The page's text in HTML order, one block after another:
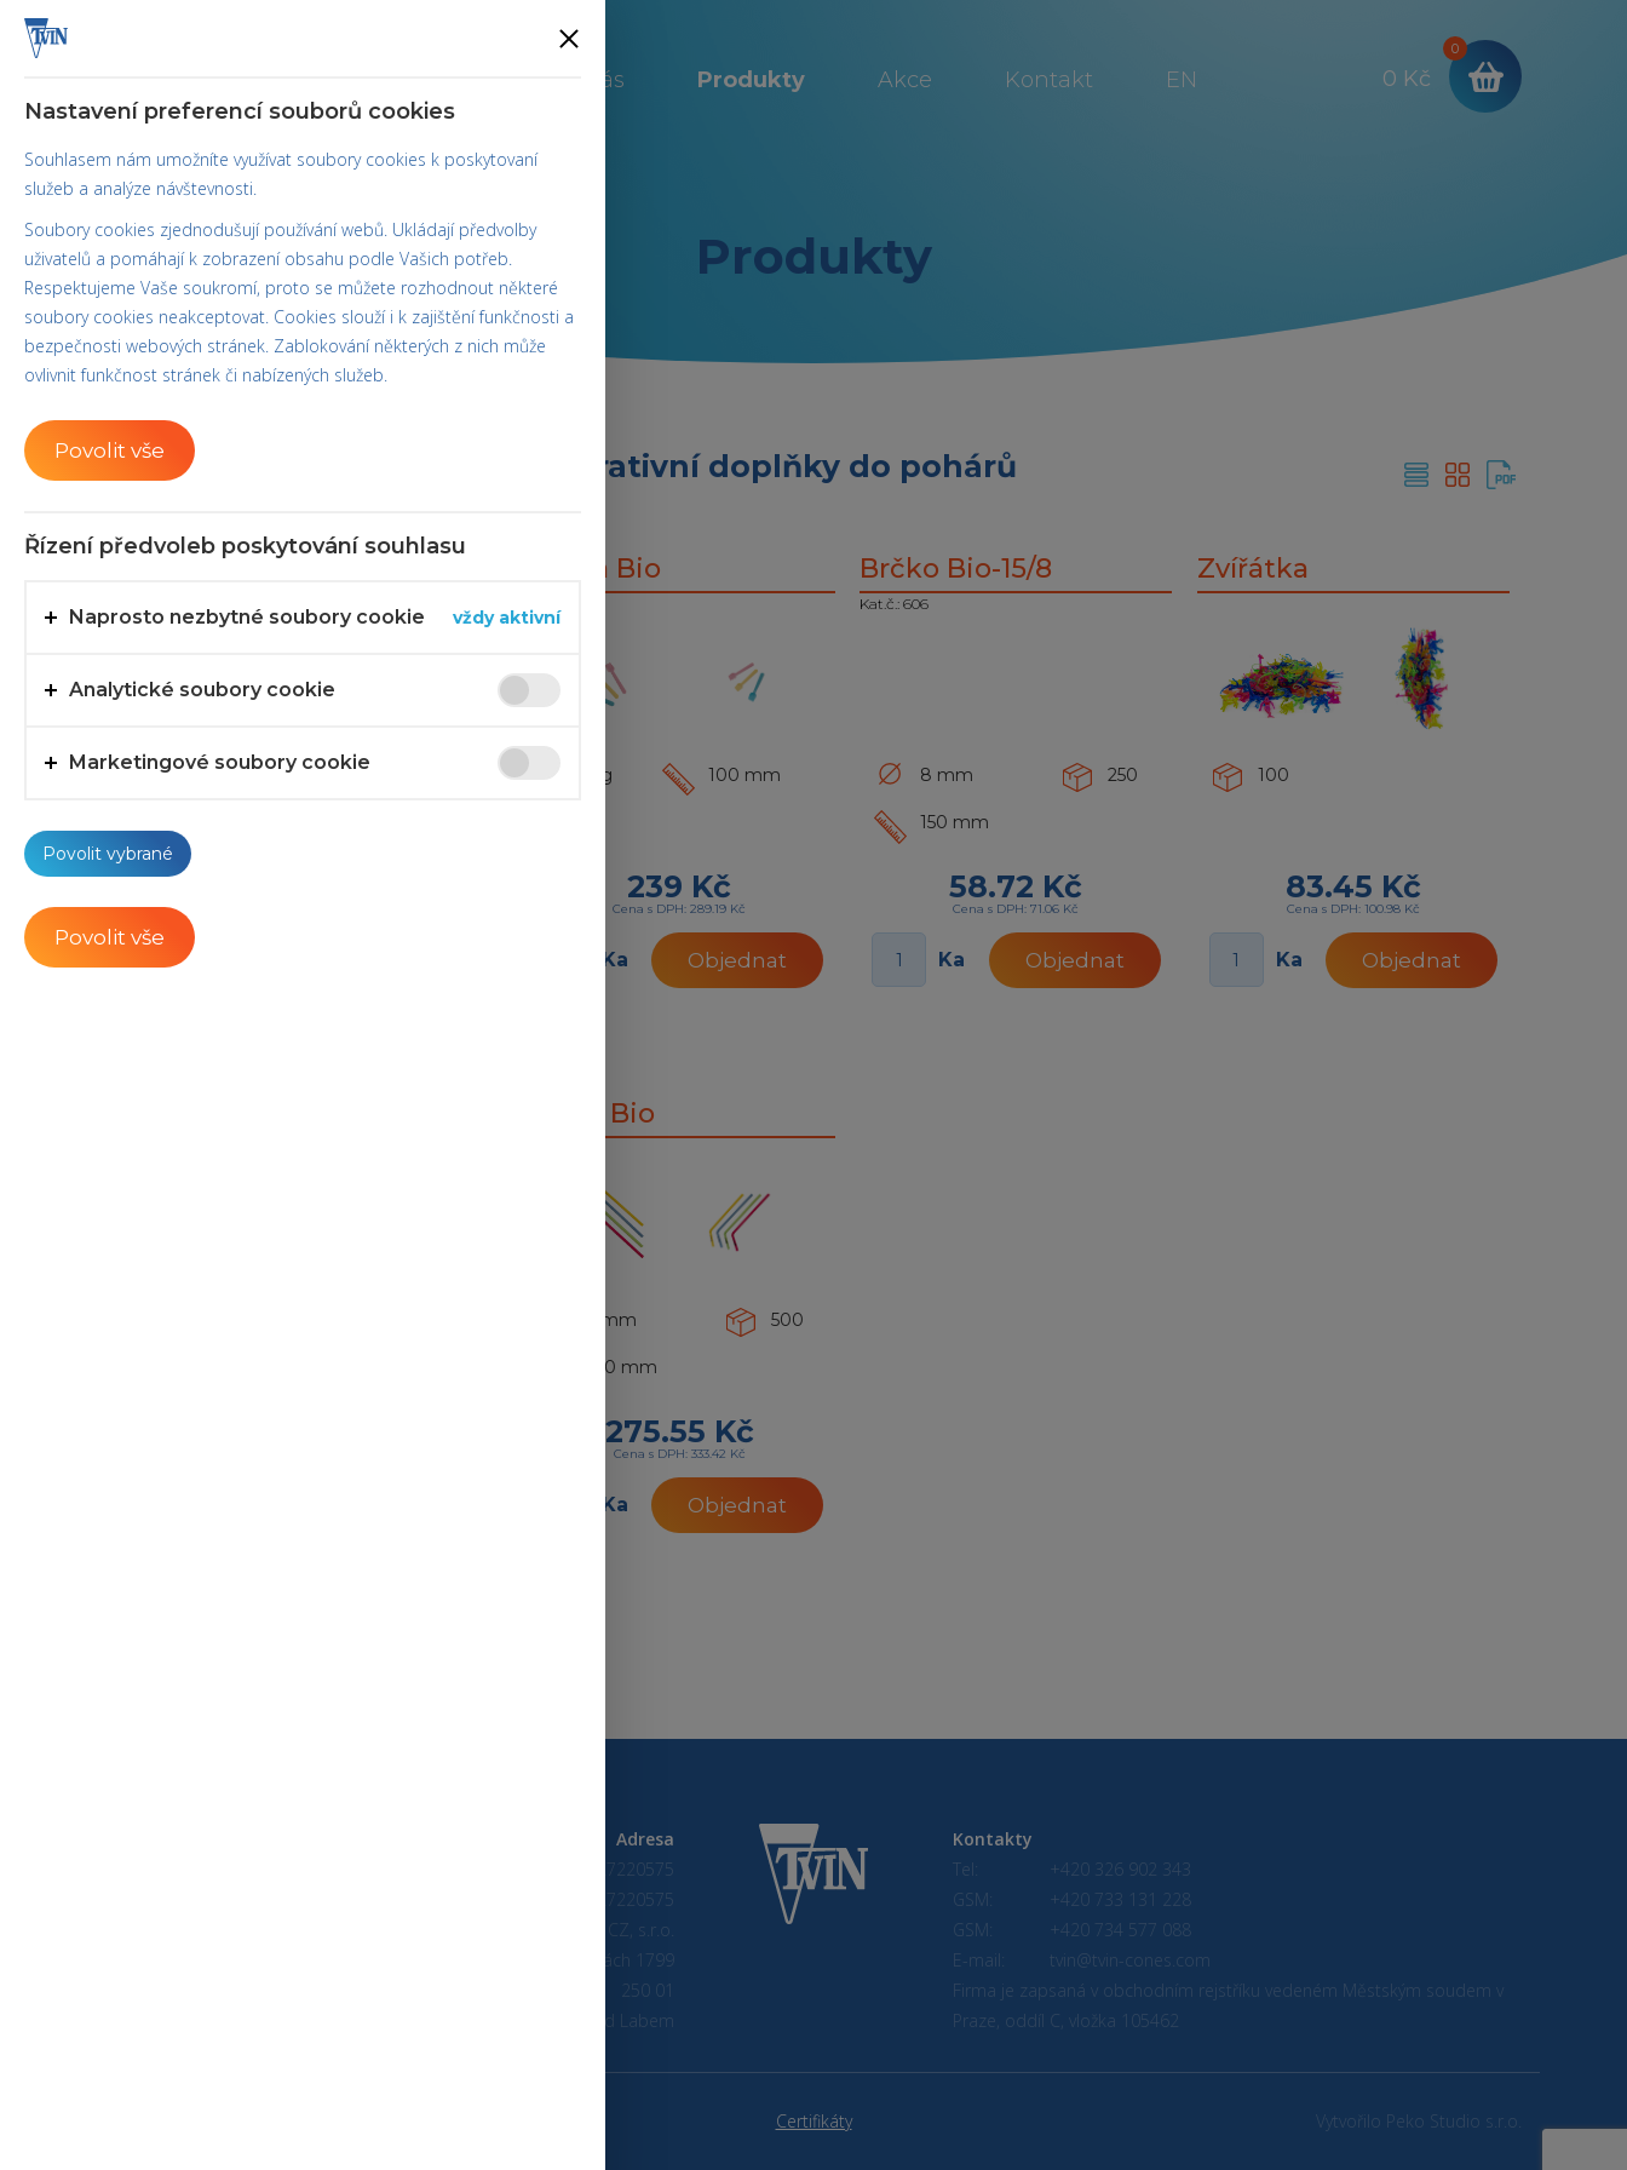
Nastavení preferencí souborů cookies
Souhlasem nám umožníte využívat soubory cookies k poskytovaní
služeb a analýze návštevnosti.
Soubory cookies zjednodušují používání webů. Ukládají předvolby
uživatelů a pomáhají k zobrazení obsahu podle Vašich potřeb.
Respektujeme Vaše soukromí, proto se můžete rozhodnout některé
soubory cookies neakceptovat. Cookies slouží i k zajištění funkčnosti a
bezpečnosti webových stránek. Zablokování některých z nich může
ovlivnit funkčnost stránek či nabízených služeb.
Povolit vše
Řízení předvoleb poskytování souhlasu
Naprosto nezbytné soubory cookie vždy aktivní
Analytické soubory cookie
Marketingové soubory cookie
Povolit vybrané
Povolit vše
O nás Produkty Akce Kontakt EN 0 Kč
0
Produkty
Malé balení
Kroužené kornouty
pohárů
návlekem
pohárů
Dekorativní doplňky do pohárů
Lžička Bio
1kg 100 mm
239 Kč
Cena s DPH: 289.19 Kč
Ka Objednat
Brčko Bio-15/8
Kat.č.: 606
8 mm 250
150 mm
58.72 Kč
Cena s DPH: 71.06 Kč
Ka Objednat
Zvířátka
100
83.45 Kč
Cena s DPH: 100.98 Kč
Ka Objednat
Brčko Bio
8 mm 500
240 mm
275.55 Kč
Cena s DPH: 333.42 Kč
Ka Objednat
Adresa
IČ: 27220575
DIČ: CZ27220575
Tvin CZ, s.r.o.
Na Skalkách 1799
250 01
Brandýs nad Labem
Kontakty
Tel:
+420 326 902 343
GSM:
+420 733 131 228
GSM:
+420 734 577 088
E-mail:
tvin@tvin-cones.com
Firma je zapsaná v obchodním rejstříku vedeném Městským soudem v
Praze, oddíl C, vložka 105462
Vytvořilo Peko Studio s.r.o.
Certifikáty